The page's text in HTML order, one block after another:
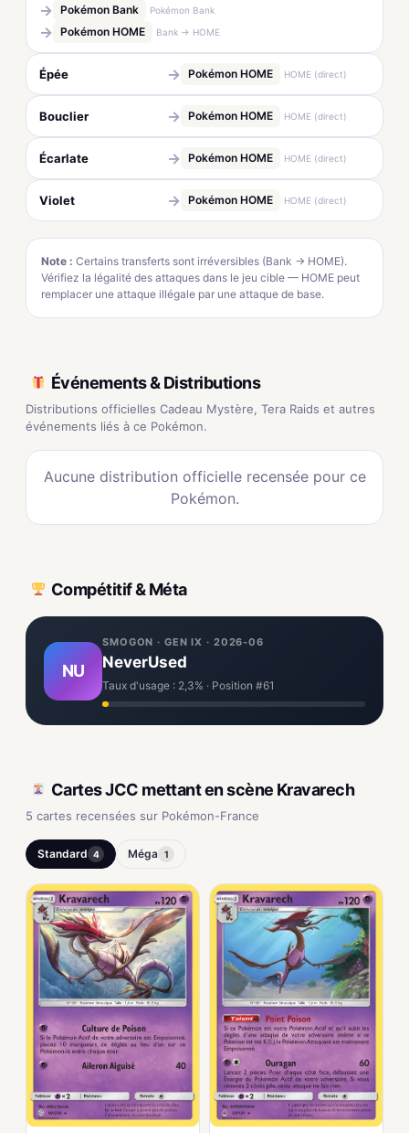
→ Pokémon Bank Pokémon Bank
→ Pokémon HOME Bank → HOME
Épée → Pokémon HOME HOME (direct)
Bouclier → Pokémon HOME HOME (direct)
Écarlate → Pokémon HOME HOME (direct)
Violet → Pokémon HOME HOME (direct)
Note : Certains transferts sont irréversibles (Bank → HOME).
Vérifiez la légalité des attaques dans le jeu cible — HOME peut
remplacer une attaque illégale par une attaque de base.
Événements & Distributions
Distributions officielles Cadeau Mystère, Tera Raids et autres
événements liés à ce Pokémon.
Aucune distribution officielle recensée pour ce
Pokémon.
Compétitif & Méta
NU
SMOGON · GEN IX · 2026-06
NeverUsed
Taux d'usage : 2,3% · Position #61
Cartes JCC mettant en scène Kravarech
5 cartes recensées sur Pokémon-France
Standard 4 Méga 1